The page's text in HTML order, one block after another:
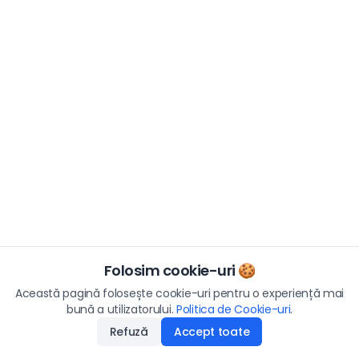
Folosim cookie-uri 🍪
Această pagină folosește cookie-uri pentru o experiență mai
bună a utilizatorului. Politica de Cookie-uri.
Refuză
Accept toate